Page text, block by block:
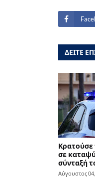
ΔΕΙΤΕ
Κρατούσε
σε
σύνταξή
Αύγουστος